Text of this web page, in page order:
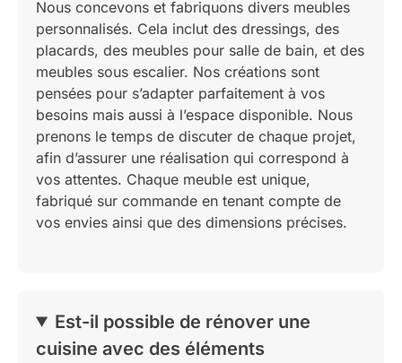
Nous concevons et fabriquons divers meubles
personnalisés. Cela inclut des dressings, des
placards, des meubles pour salle de bain, et des
meubles sous escalier. Nos créations sont
pensées pour s’adapter parfaitement à vos
besoins mais aussi à l’espace disponible. Nous
prenons le temps de discuter de chaque projet,
afin d’assurer une réalisation qui correspond à
vos attentes. Chaque meuble est unique,
fabriqué sur commande en tenant compte de
vos envies ainsi que des dimensions précises.
Est-il possible de rénover une
cuisine avec des éléments